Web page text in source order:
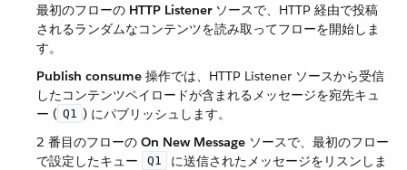
最初のフローの ​ HTTP Listener​ ソースで、HTTP 経由で投稿
されるランダムなコンテンツを読み取ってフローを開始しま
す。
Publish consume ​ 操作では、HTTP Listener ソースから受信
したコンテンツペイロードが含まれるメッセージを宛先キュ
ー (​ Q1
​) にパブリッシュします。
2 番目のフローの ​ On New Message ​ ソースで、最初のフロー
で設定したキュー ​
Q1
​ に送信されたメッセージをリスンしま